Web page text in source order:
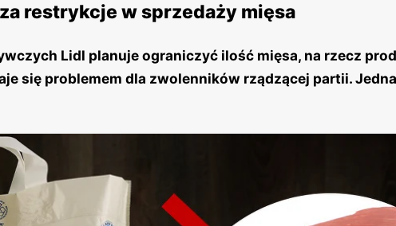
restrykcje w sprzedaży mięsa
Lidl planuje ograniczyć ilość mięsa, na rzecz
się problemem dla zwolenników rządzącej partii.